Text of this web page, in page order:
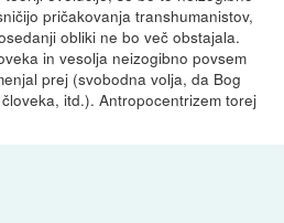
pričakovanja transhumanistov,
obliki ne bo več obstajala.
in vesolja neizogibno povsem
prej (svobodna volja, da Bog
itd.). Antropocentrizem torej